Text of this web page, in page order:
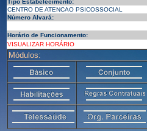
Tipo Estabelecimento:
CENTRO DE ATENCAO PSICOSSOCIAL
Número Alvará:
Horário de Funcionamento:
VISUALIZAR HORÁRIO
Módulos: